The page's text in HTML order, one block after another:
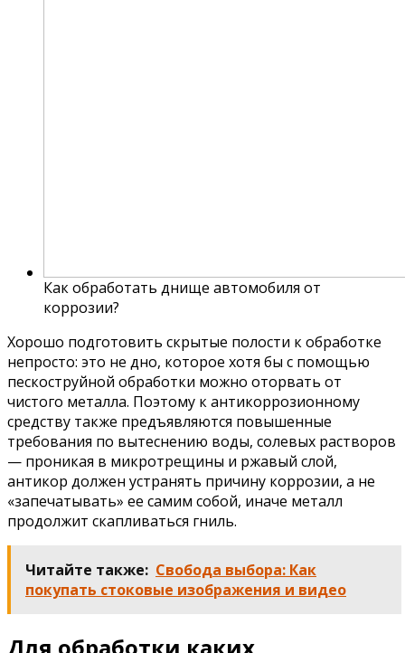
Как обработать днище автомобиля от
коррозии?
Хорошо подготовить скрытые полости к обработке
непросто: это не дно, которое хотя бы с помощью
пескоструйной обработки можно оторвать от
чистого металла. Поэтому к антикоррозионному
средству также предъявляются повышенные
требования по вытеснению воды, солевых растворов
— проникая в микротрещины и ржавый слой,
антикор должен устранять причину коррозии, а не
«запечатывать» ее самим собой, иначе металл
продолжит скапливаться гниль.
Читайте также: Свобода выбора: Как
покупать стоковые изображения и видео
Для обработки каких